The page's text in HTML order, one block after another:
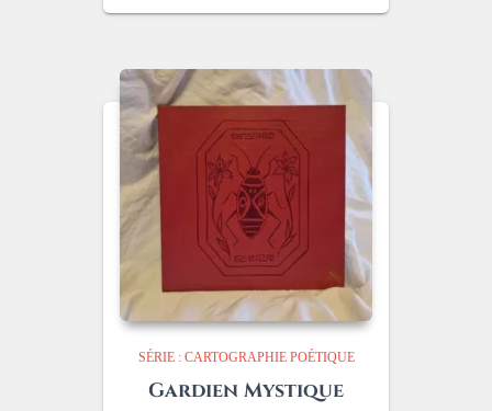
SÉRIE : CARTOGRAPHIE POÉTIQUE
Gardien Mystique